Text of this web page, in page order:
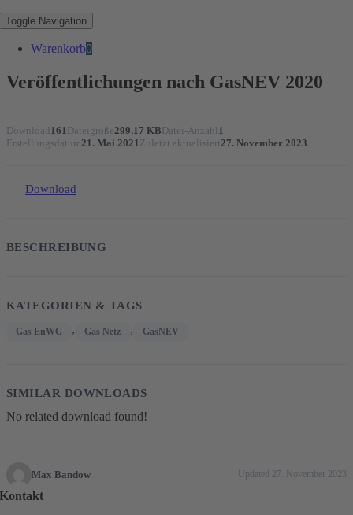
Toggle Navigation
Warenkorb0
Veröffentlichungen nach GasNEV 2020
Download 161 Dateigröße299.17 KBDatei-Anzahl 1
Erstellungsdatum21. Mai 2021 Zuletzt aktualisiert 27. November 2023
Download
BESCHREIBUNG
KATEGORIEN & TAGS
Gas EnWG , Gas Netz , GasNEV
SIMILAR DOWNLOADS
No related download found!
Max Bandow Updated 27. November 2023
Kontakt